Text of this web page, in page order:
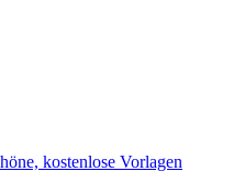
kostenlose Vorlagen